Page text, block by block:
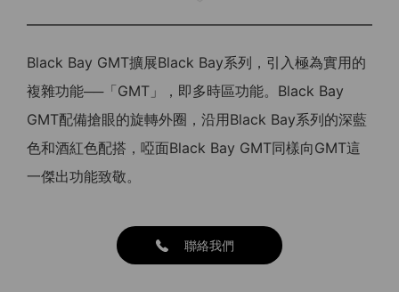
Black Bay GMT擴展Black Bay系列，引入極為實用的
複雜功能──「GMT」，即多時區功能。Black Bay
GMT配備搶眼的旋轉外圈，沿用Black Bay系列的深藍
色和酒紅色配搭，啞面Black Bay GMT同樣向GMT這
一傑出功能致敬。
聯絡我們